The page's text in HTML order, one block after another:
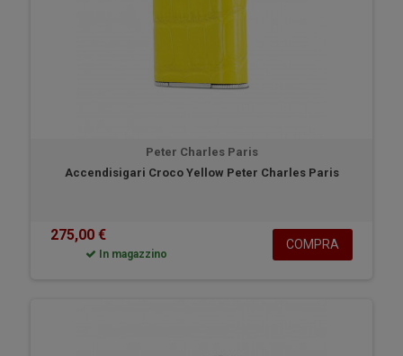
Peter Charles Paris
Accendisigari Croco Yellow Peter Charles Paris
275,00 €
In magazzino
COMPRA